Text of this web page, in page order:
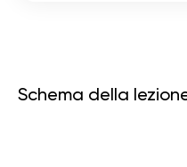
Schema della